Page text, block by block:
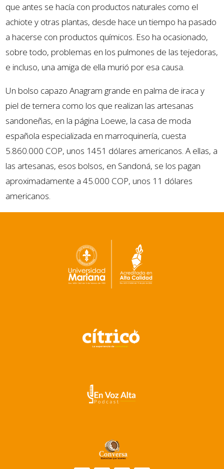
que antes se hacía con productos naturales como el
achiote y otras plantas, desde hace un tiempo ha pasado
a hacerse con productos químicos. Eso ha ocasionado,
sobre todo, problemas en los pulmones de las tejedoras,
e incluso, una amiga de ella murió por esa causa.
Un bolso capazo Anagram grande en palma de iraca y
piel de ternera como los que realizan las artesanas
sandoneñas, en la página Loewe, la casa de moda
española especializada en marroquinería, cuesta
5.860.000 COP, unos 1451 dólares americanos. A ellas, a
las artesanas, esos bolsos, en Sandoná, se los pagan
aproximadamente a 45.000 COP, unos 11 dólares
americanos.